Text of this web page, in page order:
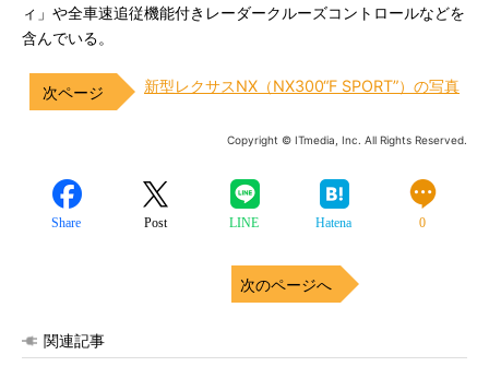
ィ」や全車速追従機能付きレーダークルーズコントロールなどを
含んでいる。
新型レクサスNX（NX300“F SPORT”）の写真
Copyright © ITmedia, Inc. All Rights Reserved.
Share Post LINE Hatena 0
次のページへ
関連記事